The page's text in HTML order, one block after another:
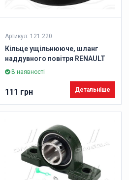
Артикул: 121.220
Кільце ущільнююче, шланг
наддувного повітря RENAULT
1,5 dCi K9K (вир-во Elring)
В наявності
111 грн Детальніше